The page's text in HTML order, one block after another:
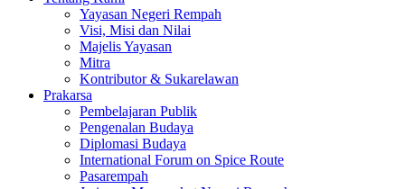
Yayasan Negeri Rempah
Visi, Misi dan Nilai
Majelis Yayasan
Mitra
Kontributor & Sukarelawan
Prakarsa
Pembelajaran Publik
Pengenalan Budaya
Diplomasi Budaya
International Forum on Spice Route
Pasarempah